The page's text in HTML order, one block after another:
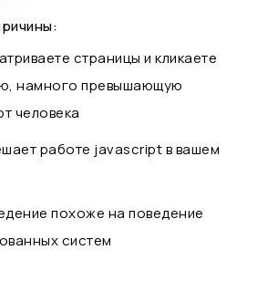
страницы и кликаете
намного превышающую
человека
работе javascript в вашем
похоже на поведение
систем